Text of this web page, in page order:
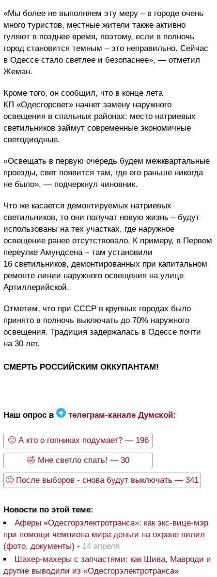
«Мы более не выполняем эту меру – в городе очень
много туристов, местные жители также активно
гуляют в позднее время, поэтому, если в полночь
город становится темным – это неправильно. Сейчас
в Одессе стало светлее и безопаснее», — отметил
Жеман.
Кроме того, он сообщил, что в конце лета
КП «Одесгорсвет» начнет замену наружного
освещения в спальных районах: место натриевых
светильников займут современные экономичные
светодиодные.
«Освещать в первую очередь будем межквартальные
проезды, свет появится там, где его раньше никогда
не было», — подчеркнул чиновник.
Что же касается демонтируемых натриевых
светильников, то они получат новую жизнь – будут
использованы на тех участках, где наружное
освещение ранее отсутствовало. К примеру, в Первом
переулке Амундсена – там установили
16 светильников, демонтированных при капитальном
ремонте линии наружного освещения на улице
Артиллерийской.
Отметим, что при СССР в крупных городах было
принято в полночь выключать до 70% наружного
освещения. Традиция задержалась в Одессе почти
на 30 лет.
СМЕРТЬ РОССИЙСКИМ ОККУПАНТАМ!
Наш опрос в телеграм-канале Думской:
🙁 А кто о гопниках подумает? — 196
🤣 Мне светло спать! — 30
🙂 После выборов - снова будут выключать — 341
Новости по этой теме:
Аферы «Одесгорэлектротранса»: как экс-вице-мэр
при помощи чемпиона мира деньги на охране пилил
(фото, документы) - 14 апреля
Шахер-махеры с запчастями: как Шива, Мавроди и
другие выводили из «Одесгорэлектротранса»